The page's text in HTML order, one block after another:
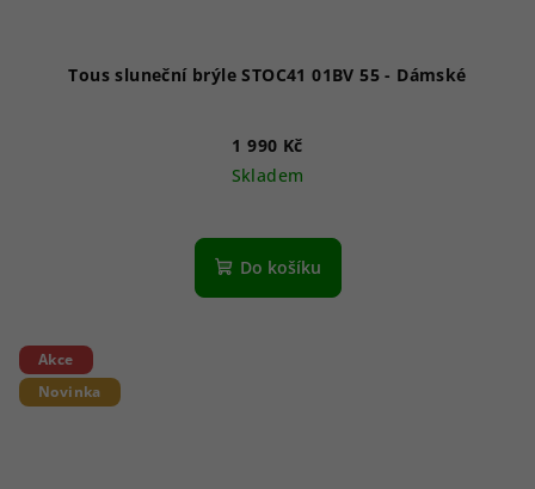
Tous sluneční brýle STOC41 01BV 55 - Dámské
1 990 Kč
Skladem
Do košíku
Akce
Novinka